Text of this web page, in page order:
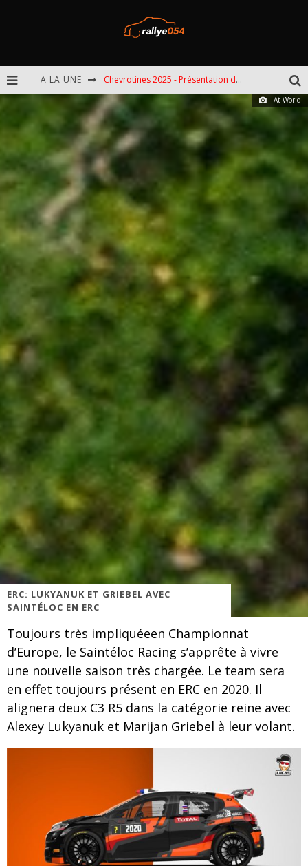
A LA UNE Chevrotines 2025 - Présentation de l'épreuve
EBR 2025 - Présentation de l'épreuve
At World
ERC: LUKYANUK ET GRIEBEL AVEC
SAINTÉLOC EN ERC
Toujours très impliquéeen Championnat
d’Europe, le Saintéloc Racing s’apprête à vivre
une nouvelle saison très chargée. Le team sera
en effet toujours présent en ERC en 2020. Il
alignera deux C3 R5 dans la catégorie reine avec
Alexey Lukyanuk et Marijan Griebel à leur volant.